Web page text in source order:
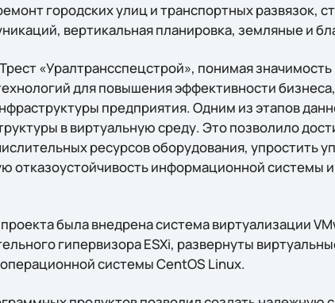
городских улиц и транспортных развязок,
вертикальная планировка, земляные и
«Уралтрансспецстрой», понимая
для повышения эффективности
предприятия. Одним из этапов
в виртуальную среду. Это позволило
ресурсов оборудования, упростить
отказоустойчивость информационной системы
была внедрена система виртуализации
гипервизора ESXi, развернуты
системы CentOS Linux.